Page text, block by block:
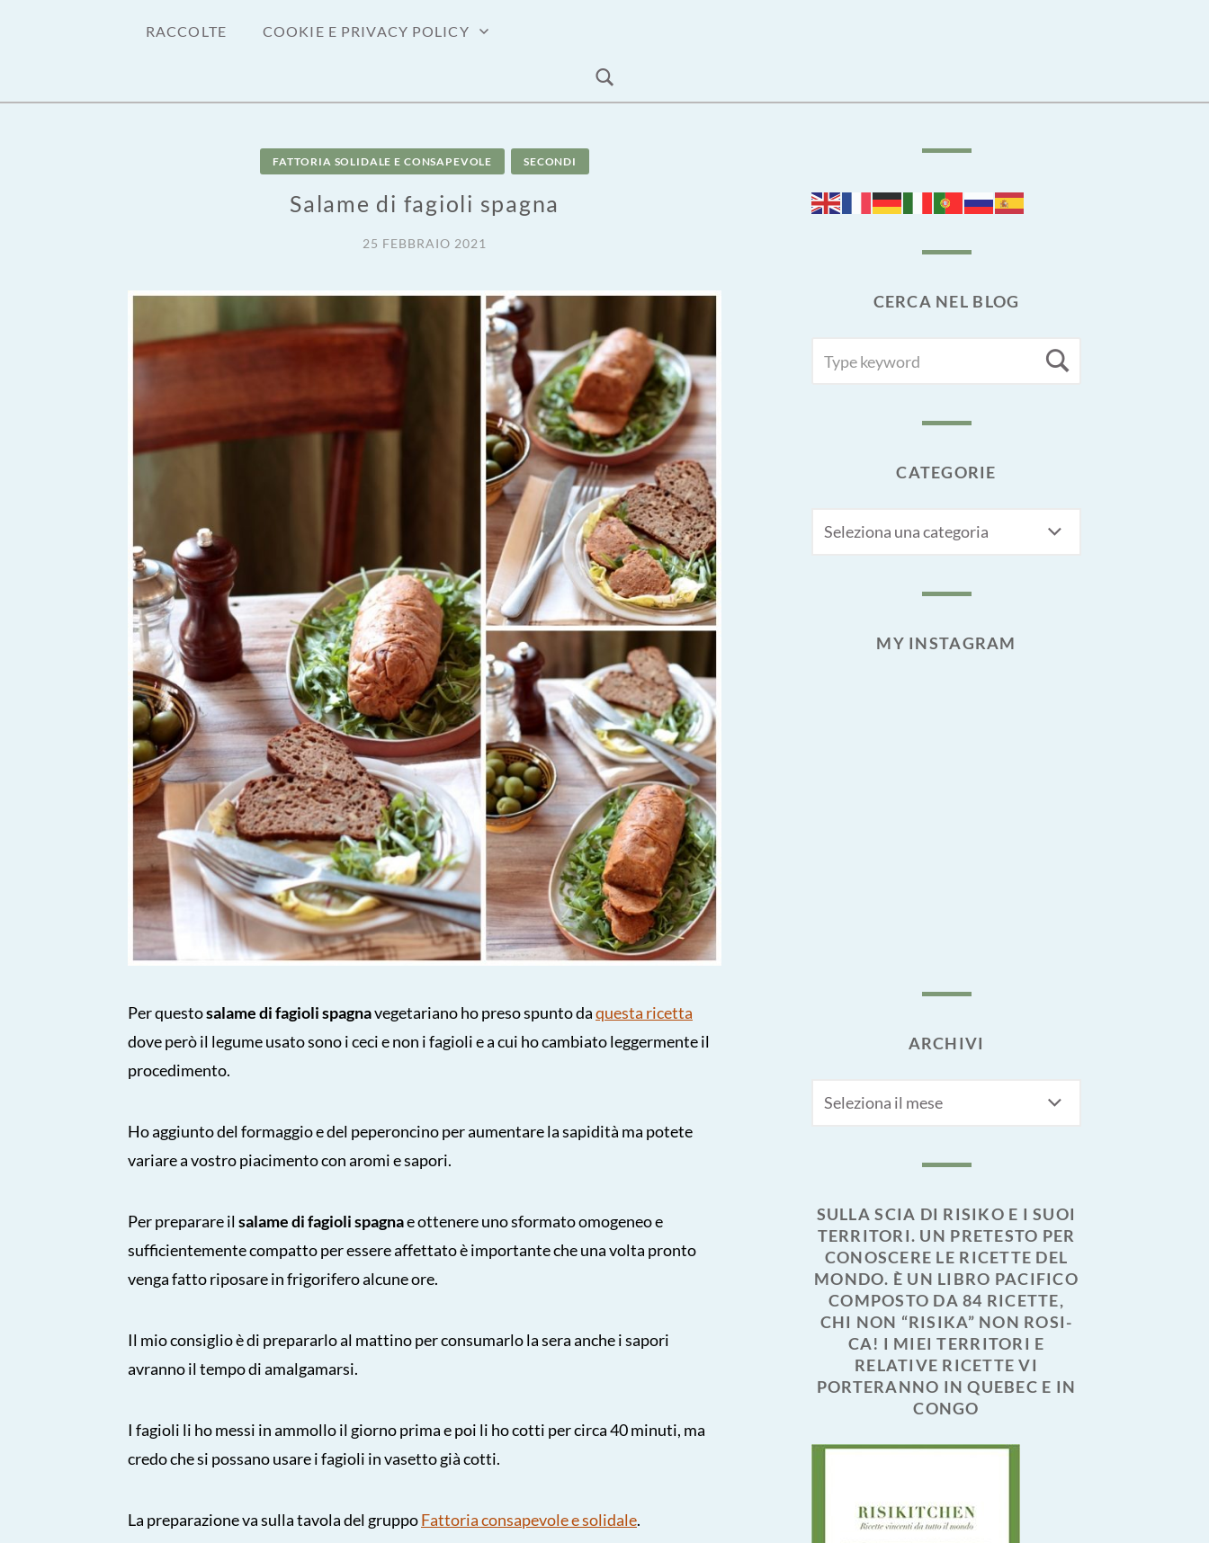
RACCOLTE COOKIE E PRIVACY POLICY
FATTORIA SOLIDALE E CONSAPEVOLE SECONDI
Salame di fagioli spagna
25 FEBBRAIO 2021
Per questosalame di fagioli spagnavegetariano ho preso spunto daquesta ricetta
dove però il legume usato sono i ceci e non i fagioli e a cui ho cambiato leggermente il
procedimento.
Ho aggiunto del formaggio e del peperoncino per aumentare la sapidità ma potete
variare a vostro piacimento con aromi e sapori.
Per preparare ilsalame di fagioli spagnae ottenere uno sformato omogeneo e
sufficientemente compatto per essere affettato è importante che una volta pronto
venga fatto riposare in frigorifero alcune ore.
Il mio consiglio è di prepararlo al mattino per consumarlo la sera anche i sapori
avranno il tempo di amalgamarsi.
I fagioli li ho messi in ammollo il giorno prima e poi li ho cotti per circa 40 minuti, ma
credo che si possano usare i fagioli in vasetto già cotti.
La preparazione va sulla tavola del gruppoFattoria consapevole e solidale.
CERCA NEL BLOG
FOR:
CATEGORIE
MY INSTAGRAM
ARCHIVI
SULLA SCIA DI RISIKO E I SUOI
TERRITORI. UN PRETESTO PER
CONOSCERE LE RICETTE DEL
MONDO. È UN LIBRO PACIFICO
COMPOSTO DA 84 RICETTE,
CHI NON “RISIKA” NON ROSI-
CA! I MIEI TERRITORI E
RELATIVE RICETTE VI
PORTERANNO IN QUEBEC E IN
CONGO